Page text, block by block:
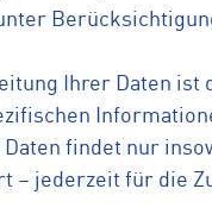
Ihrer Daten
findet nur
– jederzeit für die